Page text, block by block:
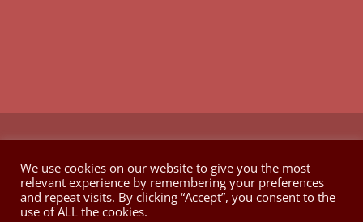
Facebook
X YouTubeInstagram
We use cookies on our website to give you the most
relevant experience by remembering your preferences
and repeat visits. By clicking “Accept”, you consent to the
use of ALL the cookies.